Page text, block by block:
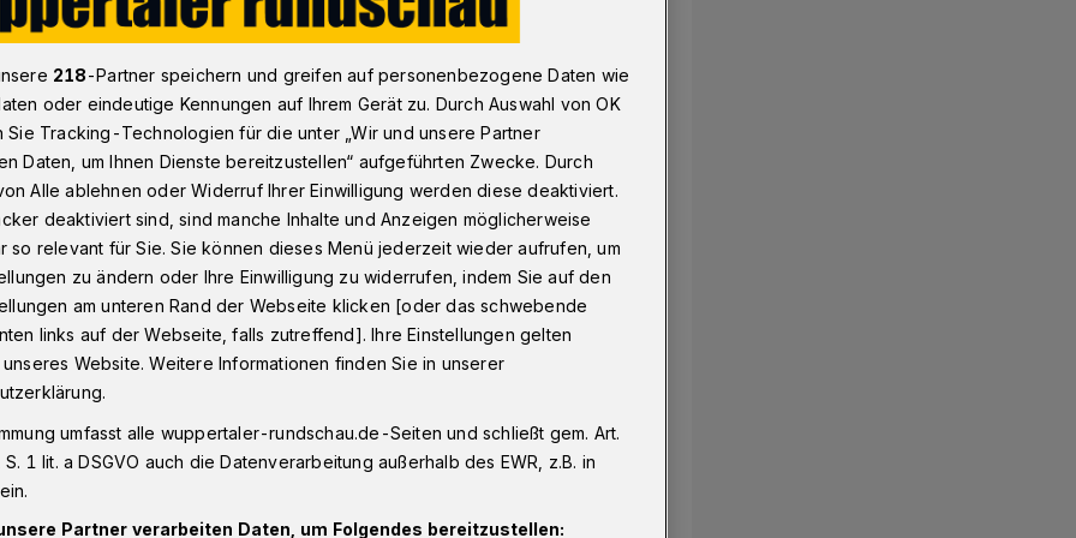
- Oberbarmen Heimwerker in Wuppertal-Heckinghausen trifft Gasleitung​
Gasleitung
am Dienstagnachmittag (27. Dezember
Wohnung in der Heckinghauser
eine Gasleitung getroffen und
218-Partner speichern und greifen auf personenbezogene Daten wie
oder eindeutige Kennungen auf Ihrem Gerät zu. Durch Auswahl von OK
Sie Tracking-Technologien für die unter „Wir und unsere Partner
Daten, um Ihnen Dienste bereitzustellen“ aufgeführten Zwecke. Durch
Alle ablehnen oder Widerruf Ihrer Einwilligung werden diese deaktiviert.
deaktiviert sind, sind manche Inhalte und Anzeigen möglicherweise
so relevant für Sie. Sie können dieses Menü jederzeit wieder aufrufen, um
zu ändern oder Ihre Einwilligung zu widerrufen, indem Sie auf den
am unteren Rand der Webseite klicken [oder das schwebende
links auf der Webseite, falls zutreffend]. Ihre Einstellungen gelten
Website. Weitere Informationen finden Sie in unserer
umfasst alle wuppertaler-rundschau.de-Seiten und schließt gem. Art.
1 lit. a DSGVO auch die Datenverarbeitung außerhalb des EWR, z.B. in
Partner verarbeiten Daten, um Folgendes bereitzustellen: